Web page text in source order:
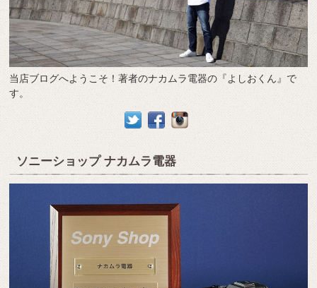
当店ブログへようこそ！著者のナカムラ電器の『よしおくん』で
す。
ソニーショップ ナカムラ電器